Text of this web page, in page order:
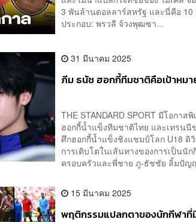
3 พันล้านดอลลาร์สหรัฐ และนี่คือ
ประกอบ: พรวลี จ้วงพุฒซา...
31 มีนาคม 2025
ภีม ธนัช ฮอกกี้ทีมชาติคือเป้าหม
THE STANDARD SPORT มีโอก
ฮอกกี้น้ำแข็งทีมชาติไทย และเทรนนี
ศึกฮอกกี้น้ำแข็งชิงแชมป์โลก U18 ดิ
การเติบโตในเส้นทางของการเป็นนั
ครอบครัวและพี่ชาย ภู-ธัชชัย ลิ้มปัญญ
15 มีนาคม 2025
พฤติกรรมแปลกตาของนักกีฬาที่